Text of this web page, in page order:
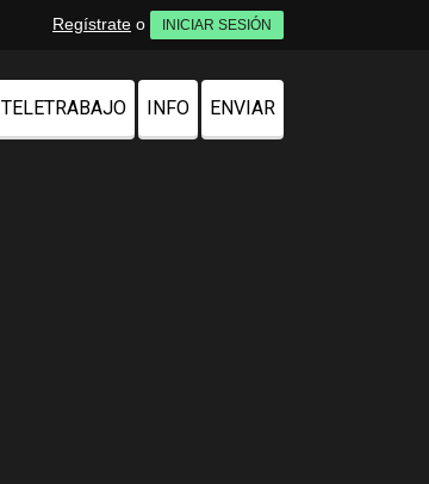
Regístrate o INICIAR SESIÓN
TELETRABAJO INFO ENVIAR